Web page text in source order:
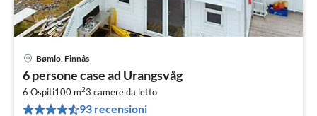
Bømlo, Finnås
6 persone case ad Urangsvåg
6 Ospiti100 m23 camere da letto
93 recensioni